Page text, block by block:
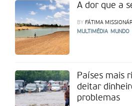
A dor que a
BY FÁTIMA
MULTIMÉDIA
MUNDO
Países mais
deitar
problemas